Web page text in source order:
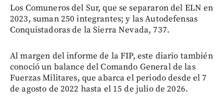
Los Comuneros del Sur, que se separaron del ELN en
2023, suman 250 integrantes; y las Autodefensas
Conquistadoras de la Sierra Nevada, 737.
Al margen del informe de la FIP, este diario también
conoció un balance del Comando General de las
Fuerzas Militares, que abarca el periodo desde el 7
de agosto de 2022 hasta el 15 de julio de 2026.